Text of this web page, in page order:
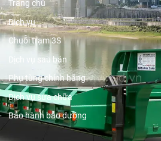
Trang chủ
Dịch vụ
Chuỗi trạm 3S
Dịch vụ sau bán
Phụ tùng chính hãng
Dịch vụ sửa chữa
Bảo hành bảo dưỡng